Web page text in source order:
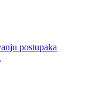
postupaka